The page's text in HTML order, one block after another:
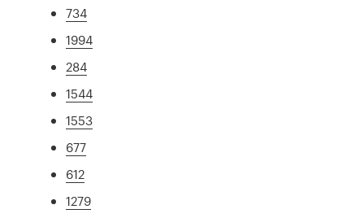
734
1994
284
1544
1553
677
612
1279